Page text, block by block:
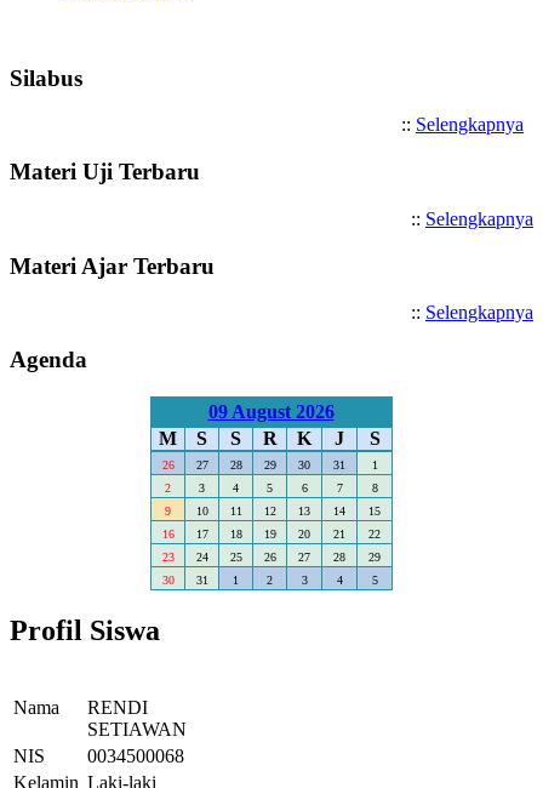
Silabus
:: Selengkapnya
Materi Uji Terbaru
:: Selengkapnya
Materi Ajar Terbaru
:: Selengkapnya
Agenda
09 August 2026
M
S S R K J S
26 27 28 29 30 31
1
2
3 4 5 6 7
8
9
10 11 12 13 14
15
16
17 18 19 20 21
22
23
24 25 26 27 28
29
30
31 1 2 3 4 5
Profil Siswa
Nama
RENDI
SETIAWAN
NIS
0034500068
Kelamin Laki-laki